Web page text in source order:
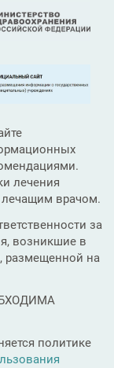
лечения
врачом.
за
возникшие в
размещенной на
политике